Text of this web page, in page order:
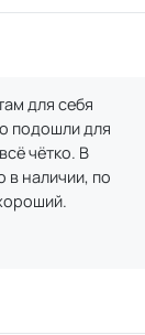
для себя
подошли для
чётко. В
в наличии, по